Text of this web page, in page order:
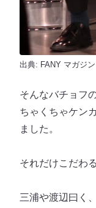
出典: FANY マガジン
そんなバチョフ
ちゃくちゃケン
ました。
それだけこだわ
三浦や渡辺曰く